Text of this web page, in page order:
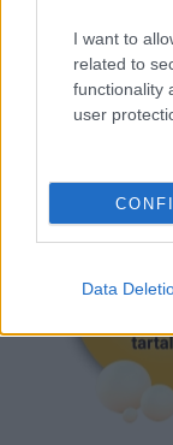
I want to
related to
functionality
user
Data